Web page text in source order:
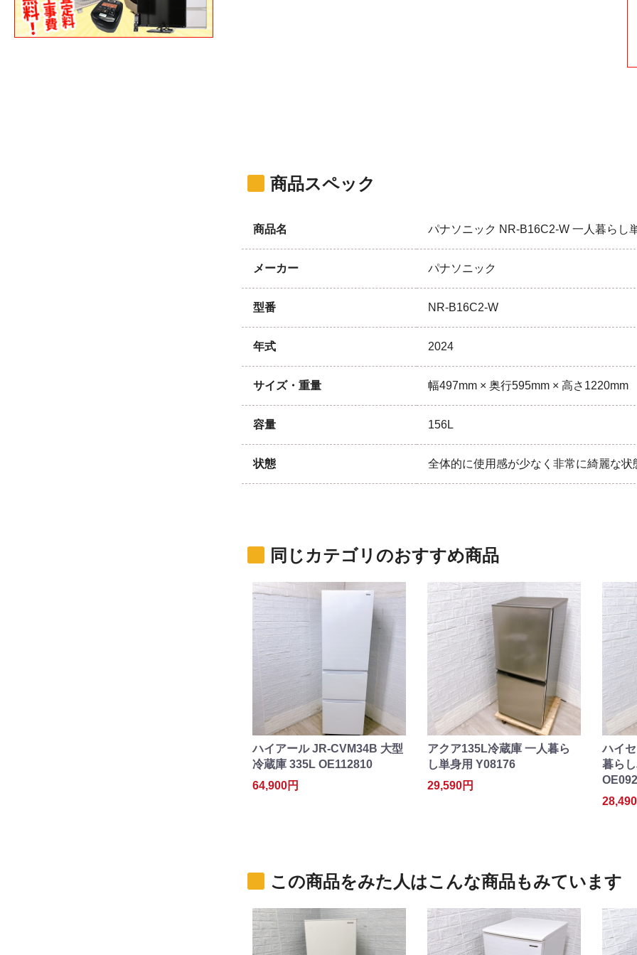
商品スペック
商品名 パナソニック NR-B16C2-W 一人暮らし
メーカー パナソニック
型番 NR-B16C2-W
年式 2024
サイズ・重量 幅497mm × 奥行595mm × 高さ1220mm
容量 156L
状態 全体的に使用感が少なく非常に綺麗な状
同じカテゴリのおすすめ商品
ハイアール JR-CVM34B 大型
冷蔵庫 335L OE112810
64,900円
アクア135L冷蔵庫 一人暮ら
し単身用 Y08176
29,590円
ハイ
暮ら
この商品をみた人はこんな商品もみています